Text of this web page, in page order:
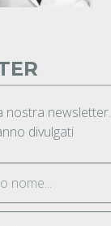
nostra newsletter.
divulgati